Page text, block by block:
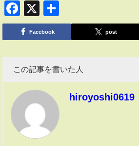
Facebook
X
有
Facebook post
この記事を書いた人
hiroyoshi0619